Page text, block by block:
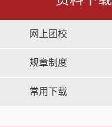
网上团校
规章制度
常用下载